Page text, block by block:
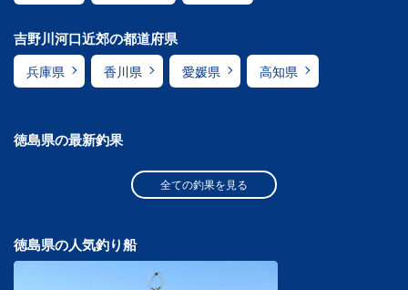
吉野川河口近郊の都道府県
兵庫県 香川県 愛媛県 高知県
徳島県の最新釣果
全ての釣果を見る
徳島県の人気釣り船